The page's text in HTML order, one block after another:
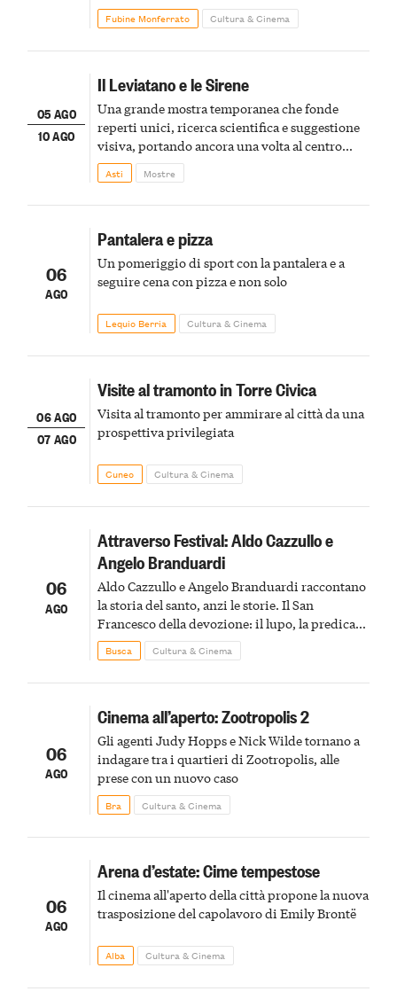
Fubine Monferrato Cultura & Cinema
05 AGO
10 AGO
Il Leviatano e le Sirene
Una grande mostra temporanea che fonde
reperti unici, ricerca scientifica e suggestione
visiva, portando ancora una volta al centro
della scena le meraviglie del passato astigiano
Asti Mostre
06
AGO
Pantalera e pizza
Un pomeriggio di sport con la pantalera e a
seguire cena con pizza e non solo
Lequio Berria Cultura & Cinema
06 AGO
07 AGO
Visite al tramonto in Torre Civica
Visita al tramonto per ammirare al città da una
prospettiva privilegiata
Cuneo Cultura & Cinema
06
AGO
Attraverso Festival: Aldo Cazzullo e
Angelo Branduardi
Aldo Cazzullo e Angelo Branduardi raccontano
la storia del santo, anzi le storie. Il San
Francesco della devozione: il lupo, la predica
agli uccelli, le stimmate
Busca Cultura & Cinema
06
AGO
Cinema all’aperto: Zootropolis 2
Gli agenti Judy Hopps e Nick Wilde tornano a
indagare tra i quartieri di Zootropolis, alle
prese con un nuovo caso
Bra Cultura & Cinema
06
AGO
Arena d’estate: Cime tempestose
Il cinema all'aperto della città propone la nuova
trasposizione del capolavoro di Emily Brontë
Alba Cultura & Cinema